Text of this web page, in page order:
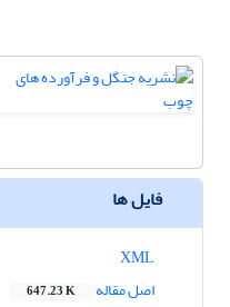
فایل ها
اصل مقاله
647.23 K